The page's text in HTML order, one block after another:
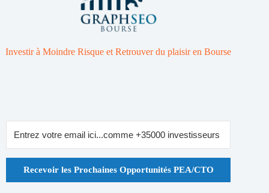
Investir à Moindre Risque et Retrouver du plaisir en Bourse
Recevoir les Prochaines Opportunités PEA/CTO